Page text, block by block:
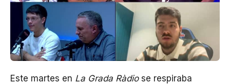
Este martes en La Grada Ràdiose respiraba